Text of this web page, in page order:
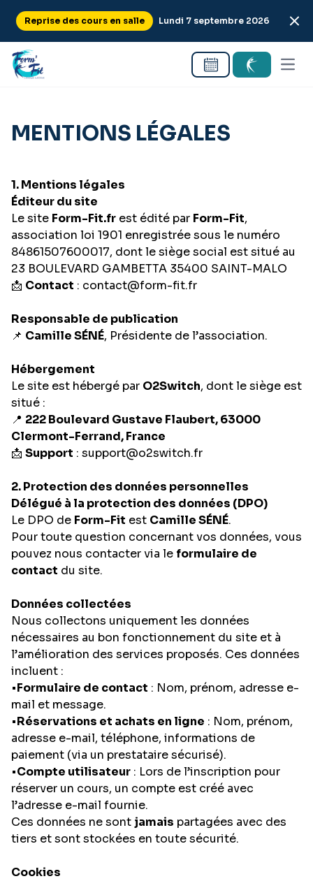
Reprise des cours en salle Lundi 7 septembre 2026
MENTIONS LÉGALES
1. Mentions légales
Éditeur du site
Le site Form-Fit.fr est édité par Form-Fit,
association loi 1901 enregistrée sous le numéro
84861507600017, dont le siège social est situé au
23 BOULEVARD GAMBETTA 35400 SAINT-MALO
📩 Contact : contact@form-fit.fr
Responsable de publication
📌 Camille SÉNÉ, Présidente de l’association.
Hébergement
Le site est hébergé par O2Switch, dont le siège est
situé :
📍 222 Boulevard Gustave Flaubert, 63000
Clermont-Ferrand, France
📩 Support : support@o2switch.fr
2. Protection des données personnelles
Délégué à la protection des données (DPO)
Le DPO de Form-Fit est Camille SÉNÉ.
Pour toute question concernant vos données, vous
pouvez nous contacter via le formulaire de
contact du site.
Données collectées
Nous collectons uniquement les données
nécessaires au bon fonctionnement du site et à
l’amélioration des services proposés. Ces données
incluent :
•Formulaire de contact : Nom, prénom, adresse e-
mail et message.
•Réservations et achats en ligne : Nom, prénom,
adresse e-mail, téléphone, informations de
paiement (via un prestataire sécurisé).
•Compte utilisateur : Lors de l’inscription pour
réserver un cours, un compte est créé avec
l’adresse e-mail fournie.
Ces données ne sont jamais partagées avec des
tiers et sont stockées en toute sécurité.
Cookies